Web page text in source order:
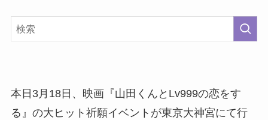
本日3月18日、映画『山田くんとLv999の恋をす
る』の大ヒット祈願イベントが東京大神宮にて行